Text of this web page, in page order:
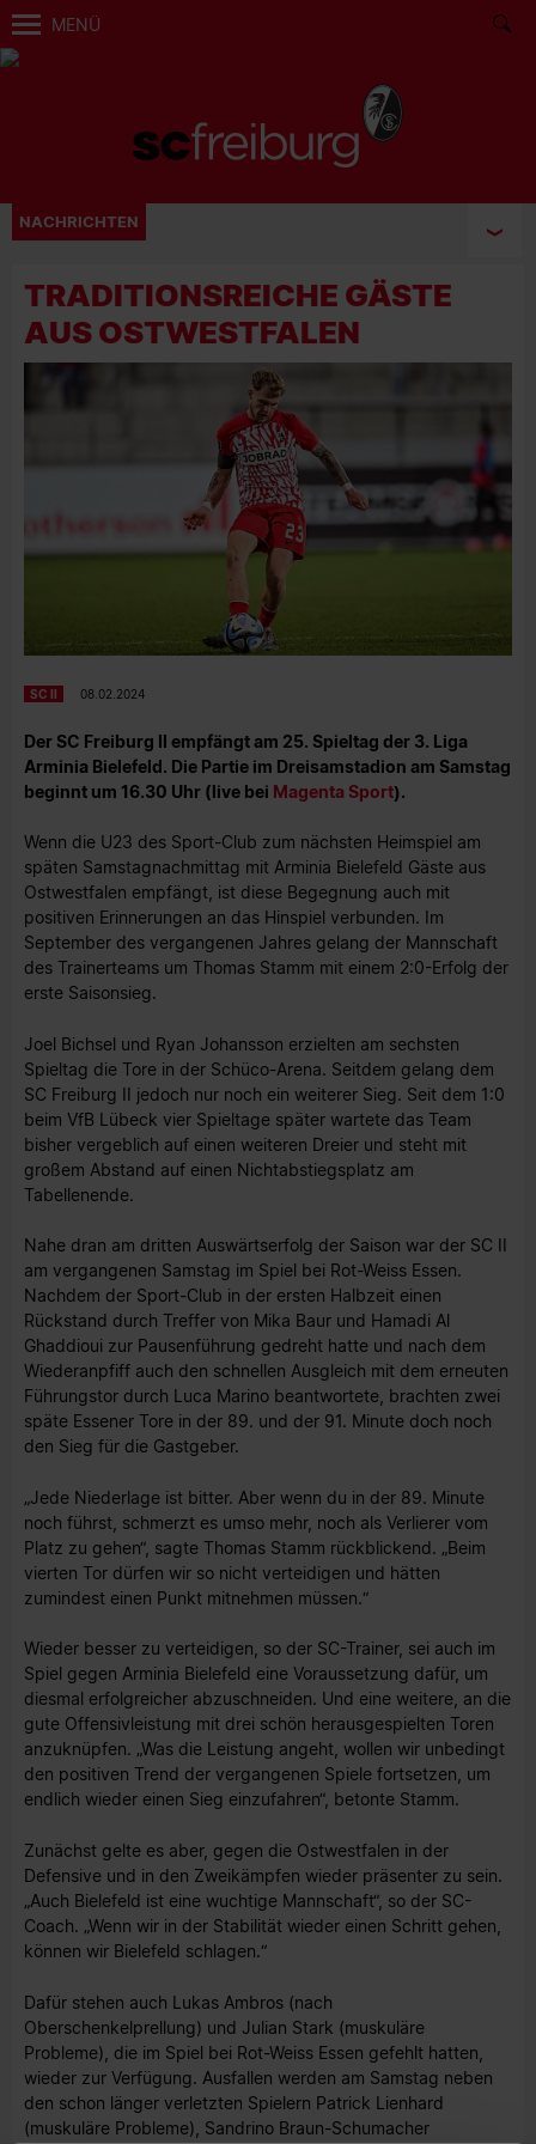
MENÜ
NACHRICHTEN
TRADITIONSREICHE GÄSTE
AUS OSTWESTFALEN
SC II 08.02.2024
Der SC Freiburg II empfängt am 25. Spieltag der 3. Liga
Arminia Bielefeld. Die Partie im Dreisamstadion am Samstag
beginnt um 16.30 Uhr (live bei Magenta Sport).
Wenn die U23 des Sport-Club zum nächsten Heimspiel am
späten Samstagnachmittag mit Arminia Bielefeld Gäste aus
Ostwestfalen empfängt, ist diese Begegnung auch mit
positiven Erinnerungen an das Hinspiel verbunden. Im
September des vergangenen Jahres gelang der Mannschaft
des Trainerteams um Thomas Stamm mit einem 2:0-Erfolg der
erste Saisonsieg.
Joel Bichsel und Ryan Johansson erzielten am sechsten
Spieltag die Tore in der Schüco-Arena. Seitdem gelang dem
SC Freiburg II jedoch nur noch ein weiterer Sieg. Seit dem 1:0
beim VfB Lübeck vier Spieltage später wartete das Team
bisher vergeblich auf einen weiteren Dreier und steht mit
großem Abstand auf einen Nichtabstiegsplatz am
Tabellenende.
Nahe dran am dritten Auswärtserfolg der Saison war der SC II
am vergangenen Samstag im Spiel bei Rot-Weiss Essen.
Nachdem der Sport-Club in der ersten Halbzeit einen
Rückstand durch Treffer von Mika Baur und Hamadi Al
Ghaddioui zur Pausenführung gedreht hatte und nach dem
Wiederanpfiff auch den schnellen Ausgleich mit dem erneuten
Führungstor durch Luca Marino beantwortete, brachten zwei
späte Essener Tore in der 89. und der 91. Minute doch noch
den Sieg für die Gastgeber.
„Jede Niederlage ist bitter. Aber wenn du in der 89. Minute
noch führst, schmerzt es umso mehr, noch als Verlierer vom
Platz zu gehen“, sagte Thomas Stamm rückblickend. „Beim
vierten Tor dürfen wir so nicht verteidigen und hätten
zumindest einen Punkt mitnehmen müssen.“
Wieder besser zu verteidigen, so der SC-Trainer, sei auch im
Spiel gegen Arminia Bielefeld eine Voraussetzung dafür, um
diesmal erfolgreicher abzuschneiden. Und eine weitere, an die
gute Offensivleistung mit drei schön herausgespielten Toren
anzuknüpfen. „Was die Leistung angeht, wollen wir unbedingt
den positiven Trend der vergangenen Spiele fortsetzen, um
endlich wieder einen Sieg einzufahren“, betonte Stamm.
Zunächst gelte es aber, gegen die Ostwestfalen in der
Defensive und in den Zweikämpfen wieder präsenter zu sein.
„Auch Bielefeld ist eine wuchtige Mannschaft“, so der SC-
Coach. „Wenn wir in der Stabilität wieder einen Schritt gehen,
können wir Bielefeld schlagen.“
Dafür stehen auch Lukas Ambros (nach
Oberschenkelprellung) und Julian Stark (muskuläre
Probleme), die im Spiel bei Rot-Weiss Essen gefehlt hatten,
wieder zur Verfügung. Ausfallen werden am Samstag neben
den schon länger verletzten Spielern Patrick Lienhard
(muskuläre Probleme), Sandrino Braun-Schumacher